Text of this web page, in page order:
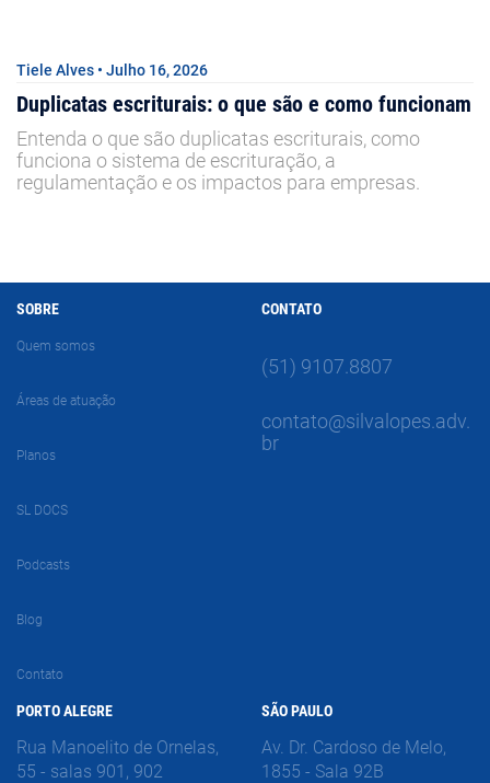
Tiele Alves • Julho 16, 2026
Duplicatas escriturais: o que são e como funcionam
Entenda o que são duplicatas escriturais, como
funciona o sistema de escrituração, a
regulamentação e os impactos para empresas.
SOBRE
Quem somos
Áreas de atuação
Planos
SL DOCS
Podcasts
Blog
Contato
CONTATO
(51) 9107.8807
contato@silvalopes.adv.
br
PORTO ALEGRE
Rua Manoelito de Ornelas,
55 - salas 901, 902
SÃO PAULO
Av. Dr. Cardoso de Melo,
1855 - Sala 92B